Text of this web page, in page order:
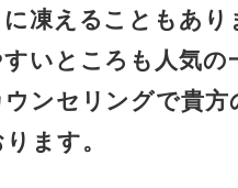
に凍えることもあ
いところも人気の
ンセリングで貴方
ます。